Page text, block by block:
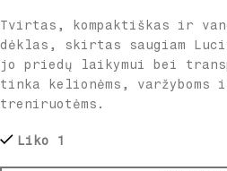
Tvirtas, kompaktiškas ir
dėklas, skirtas saugiam
jo priedų laikymui bei
tinka kelionėms, varžyboms
treniruotėms.
Liko 1